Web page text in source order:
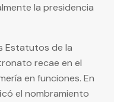
la presidencia
Estatutos de la
recae en el
en funciones. En
el nombramiento